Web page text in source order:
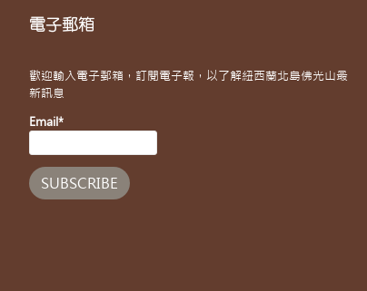
電子郵箱
歡迎輸入電子郵箱，訂閱電子報，以了解紐西蘭北島佛光山最
新訊息
Email*